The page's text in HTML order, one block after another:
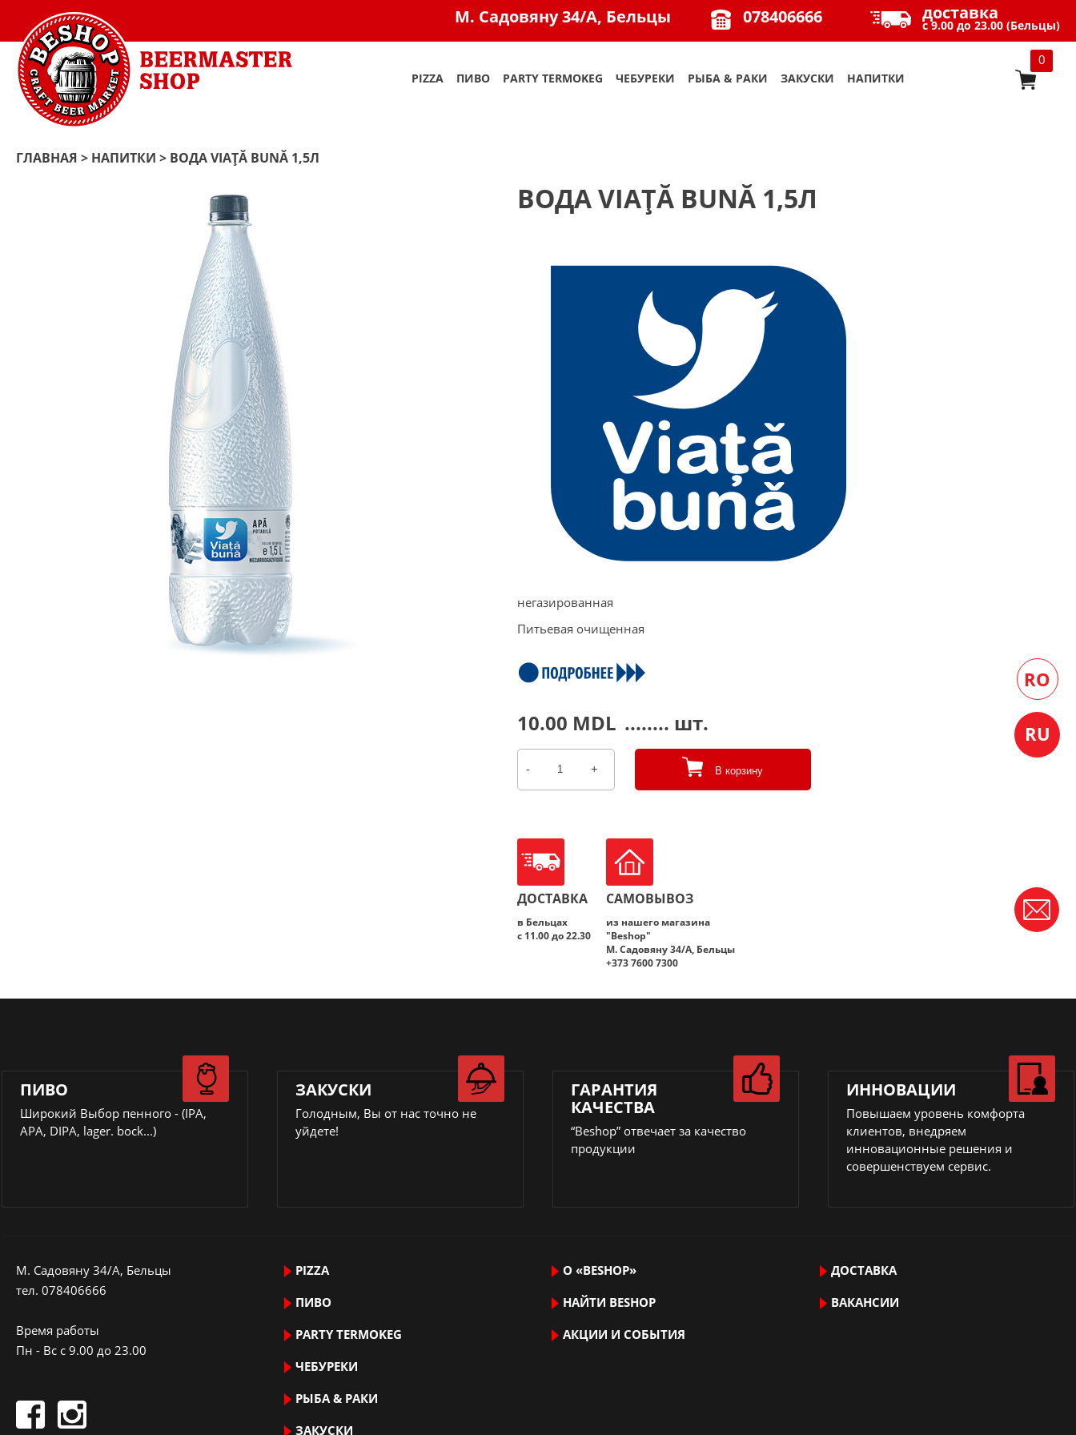
M. Садовяну 34/A, Бельцы 078406666 доставка
с 9.00 до 23.00 (Бельцы)
PIZZA ПИВО PARTY TERMOKEG ЧЕБУРЕКИ РЫБА & РАКИ ЗАКУСКИ НАПИТКИ
0
ГЛАВНАЯ > НАПИТКИ > ВОДА VIAŢĂ BUNĂ 1,5Л
ВОДА VIAŢĂ BUNĂ 1,5Л
негазированная
Питьевая очищенная
10.00 MDL ........ шт.
Количество
Viaţă
Bună
- + В корзину
ДОСТАВКА
в Бельцах
с 11.00 до 22.30
САМОВЫВОЗ
из нашего магазина
"Beshop"
M. Садовяну 34/A, Бельцы
+373 7600 7300
ПИВО
Широкий Выбор пенного - (IPA,
APA, DIPA, lager. bock...)
ЗАКУСКИ
Голодным, Вы от нас точно не
уйдете!
ГАРАНТИЯ
КАЧЕСТВА
“Beshop” отвечает за качество
продукции
ИННОВАЦИИ
Повышаем уровень комфорта
клиентов, внедряем
инновационные решения и
совершенствуем сервис.
M. Садовяну 34/A, Бельцы
тeл. 078406666
Время работы
Пн - Вс с 9.00 до 23.00
PIZZA
ПИВО
PARTY TERMOKEG
ЧЕБУРЕКИ
РЫБА & РАКИ
ЗАКУСКИ
О «BESHOP»
НАЙТИ ВЕSHOP
АКЦИИ И СОБЫТИЯ
ДОСТАВКА
ВАКАНСИИ